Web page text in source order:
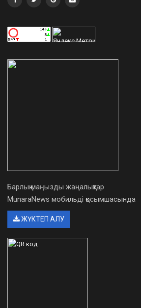
Барлық маңызды жаңалықтар
MunaraNews мобильді қосымшасында
ЖҮКТЕП АЛУ